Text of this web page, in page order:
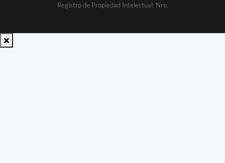
Registro de Propiedad Intelectual: Nro.